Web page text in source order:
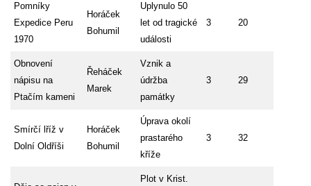
Pomníky
Expedice Peru
1970
Horáček
Bohumil
Uplynulo 50
let od tragické
události
3 20
Obnovení
nápisu na
Ptačím kameni
Řeháček
Marek
Vznik a
údržba
památky
3 29
Smírčí lříž v
Dolní Oldříši
Horáček
Bohumil
Úprava okolí
prastarého
kříže
3 32
Plot v Krist.